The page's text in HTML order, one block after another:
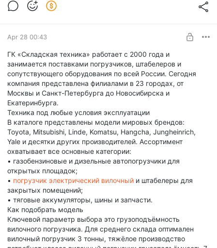
Apr 28 00:43
ГК «Складская техника» работает с 2000 года и
занимается поставками погрузчиков, штабелеров и
сопутствующего оборудования по всей России. Сегодня
компания представлена филиалами в 23 городах, от
Москвы и Санкт-Петербурга до Новосибирска и
Екатеринбурга.
Техника под любые условия эксплуатации
В каталоге представлены модели мировых брендов:
Toyota, Mitsubishi, Linde, Komatsu, Hangcha, Jungheinrich,
Yale и десятки других производителей. Ассортимент
охватывает все основные категории:
• газобензиновые и дизельные автопогрузчики для
открытых площадок;
• погрузчик электрический вилочный и штабелеры для
закрытых помещений;
• тяговые аккумуляторы, шины и запчасти.
Как подобрать модель
Ключевой параметр выбора это грузоподъёмность
вилочного погрузчика. Для среднего склада оптимален
вилочный погрузчик 3 тонны, тяжёлое производство